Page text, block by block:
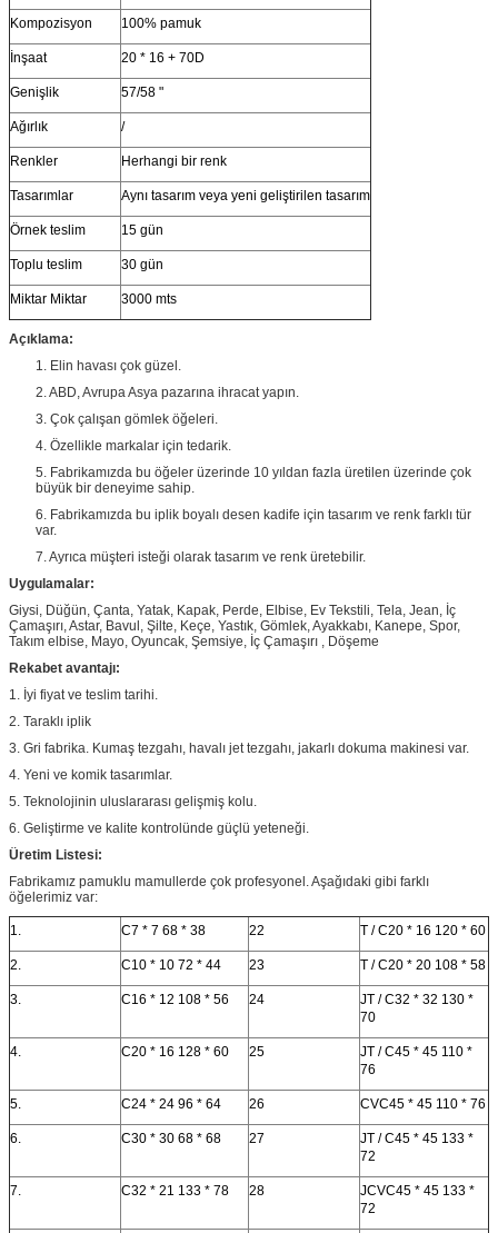
Kompozisyon 100% pamuk
İnşaat 20 * 16 + 70D
Genişlik 57/58 "
Ağırlık /
Renkler Herhangi bir renk
Tasarımlar Aynı tasarım veya yeni geliştirilen tasarım
Örnek teslim 15 gün
Toplu teslim 30 gün
Miktar Miktar 3000 mts
Açıklama:
1. Elin havası çok güzel.
2. ABD, Avrupa Asya pazarına ihracat yapın.
3. Çok çalışan gömlek öğeleri.
4. Özellikle markalar için tedarik.
5. Fabrikamızda bu öğeler üzerinde 10 yıldan fazla üretilen üzerinde çok
büyük bir deneyime sahip.
6. Fabrikamızda bu iplik boyalı desen kadife için tasarım ve renk farklı tür
var.
7. Ayrıca müşteri isteği olarak tasarım ve renk üretebilir.
Uygulamalar:
Giysi, Düğün, Çanta, Yatak, Kapak, Perde, Elbise, Ev Tekstili, Tela, Jean, İç
Çamaşırı, Astar, Bavul, Şilte, Keçe, Yastık, Gömlek, Ayakkabı, Kanepe, Spor,
Takım elbise, Mayo, Oyuncak, Şemsiye, İç Çamaşırı , Döşeme
Rekabet avantajı:
1. İyi fiyat ve teslim tarihi.
2. Taraklı iplik
3. Gri fabrika. Kumaş tezgahı, havalı jet tezgahı, jakarlı dokuma makinesi var.
4. Yeni ve komik tasarımlar.
5. Teknolojinin uluslararası gelişmiş kolu.
6. Geliştirme ve kalite kontrolünde güçlü yeteneği.
Üretim Listesi:
Fabrikamız pamuklu mamullerde çok profesyonel. Aşağıdaki gibi farklı
öğelerimiz var:
1. C7 * 7 68 * 38 22 T / C20 * 16 120 * 60
2. C10 * 10 72 * 44 23 T / C20 * 20 108 * 58
3. C16 * 12 108 * 56 24
JT / C32 * 32 130 *
70
4. C20 * 16 128 * 60 25
JT / C45 * 45 110 *
76
5. C24 * 24 96 * 64 26 CVC45 * 45 110 * 76
6. C30 * 30 68 * 68 27
JT / C45 * 45 133 *
72
7. C32 * 21 133 * 78 28
JCVC45 * 45 133 *
72